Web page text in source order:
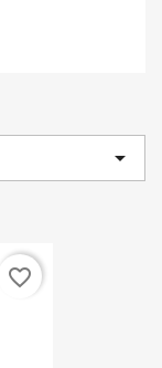

favorite_border